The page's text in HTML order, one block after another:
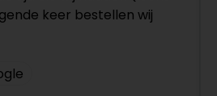
keer bestellen wij